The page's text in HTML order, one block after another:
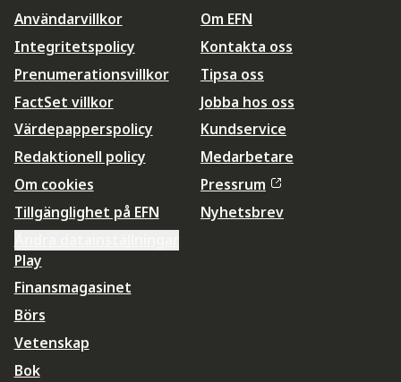
Användarvillkor
Integritetspolicy
Prenumerationsvillkor
FactSet villkor
Värdepapperspolicy
Redaktionell policy
Om cookies
Tillgänglighet på EFN
Om EFN
Kontakta oss
Tipsa oss
Jobba hos oss
Kundservice
Medarbetare
Pressrum
Nyhetsbrev
Play
Finansmagasinet
Börs
Vetenskap
Bok